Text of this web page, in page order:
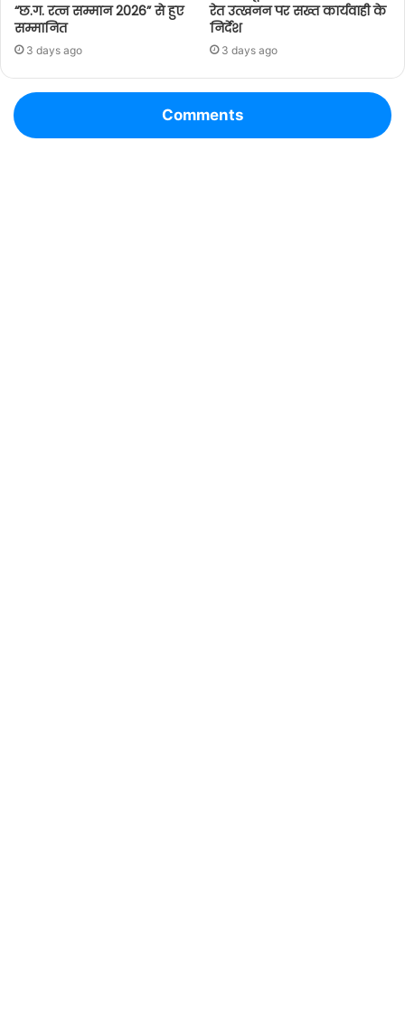
“छ.ग. रत्न सम्मान 2026” से हुए
सम्मानित
3 days ago
रेत उत्खनन पर सख्त कार्यवाही के
निर्देश
3 days ago
Comments